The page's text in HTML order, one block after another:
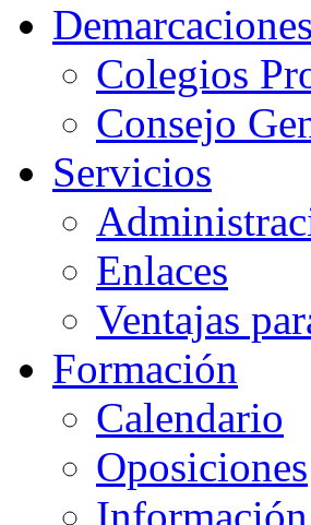
Demarcaciones
Colegios
Consejo
Servicios
Enlaces
Ventajas
Formación
Calendario
Oposiciones